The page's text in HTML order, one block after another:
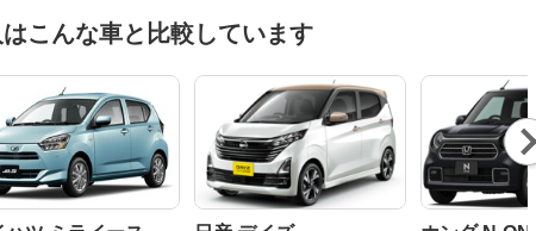
こんな車と比較しています
Nex
t